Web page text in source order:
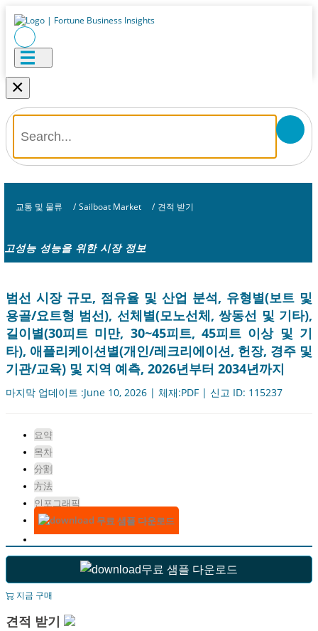
×
교통 및 물류 / Sailboat Market / 견적 받기
고성능 성능을 위한 시장 정보
범선 시장 규모, 점유율 및 산업 분석, 유형별(보트 및
용골/요트형 범선), 선체별(모노선체, 쌍동선 및 기타),
길이별(30피트 미만, 30~45피트, 45피트 이상 및 기
타), 애플리케이션별(개인/레크리에이션, 헌장, 경주 및
기관/교육) 및 지역 예측, 2026년부터 2034년까지
마지막 업데이트 :June 10, 2026 | 체재:PDF | 신고 ID: 115237
요약
목차
分割
方法
인포그래픽
무료 샘플 다운로드
무료 샘플 다운로드
지금 구매
견적 받기